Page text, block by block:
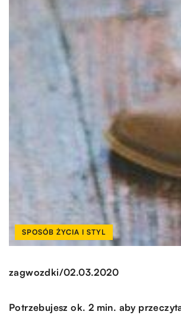
SPOSÓB ŻYCIA I STYL
zagwozdki/02.03.2020
Potrzebujesz ok. 2 min. aby